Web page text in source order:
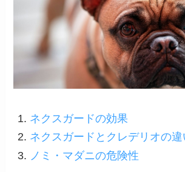
ネクスガードの効果
ネクスガードとクレデリオの違
ノミ・マダニの危険性